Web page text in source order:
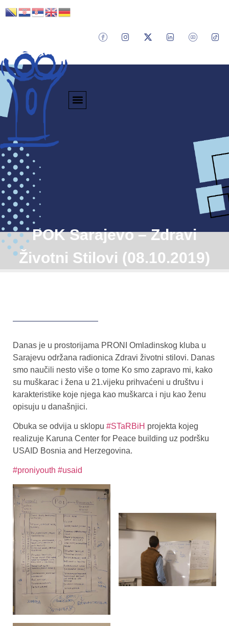
POK Sarajevo – Zdravi
Životni Stilovi (08.10.2019)
Danas je u prostorijama PRONI Omladinskog kluba u
Sarajevu održana radionica Zdravi životni stilovi. Danas
smo naučili nesto više o tome Ko smo zapravo mi, kako
su muškarac i žena u 21.vijeku prihvaćeni u društvu i
karakteristike koje njega kao muškarca i nju kao ženu
opisuju u današnjici.
Obuka se odvija u sklopu #STaRBiH projekta kojeg
realizuje Karuna Center for Peace building uz podršku
USAID Bosnia and Herzegovina.
#proniyouth #usaid